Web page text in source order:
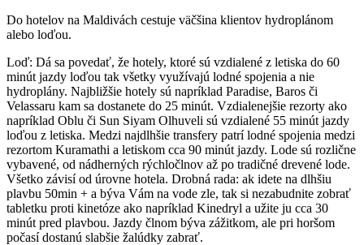
Do hotelov na Maldivách cestuje väčšina klientov hydroplánom
alebo loďou.
Loď: Dá sa povedať, že hotely, ktoré sú vzdialené z letiska do 60
minút jazdy loďou tak všetky využívajú lodné spojenia a nie
hydroplány. Najbližšie hotely sú napríklad Paradise, Baros či
Velassaru kam sa dostanete do 25 minút. Vzdialenejšie rezorty ako
napríklad Oblu či Sun Siyam Olhuveli sú vzdialené 55 minút jazdy
loďou z letiska. Medzi najdlhšie transfery patrí lodné spojenia medzi
rezortom Kuramathi a letiskom cca 90 minút jazdy. Lode sú rozlične
vybavené, od nádherných rýchločlnov až po tradičné drevené lode.
Všetko závisí od úrovne hotela. Drobná rada: ak idete na dlhšiu
plavbu 50min + a býva Vám na vode zle, tak si nezabudnite zobrať
tabletku proti kinetóze ako napríklad Kinedryl a užite ju cca 30
minút pred plavbou. Jazdy člnom býva zážitkom, ale pri horšom
počasí dostanú slabšie žalúdky zabrať.